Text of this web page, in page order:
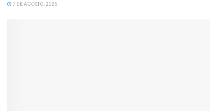
7 DE AGOSTO, 2026